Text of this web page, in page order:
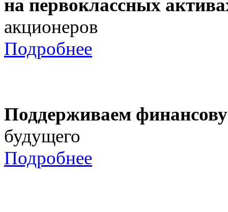
на первоклассных
акционеров
Подробнее
Поддерживаем
будущего
Подробнее